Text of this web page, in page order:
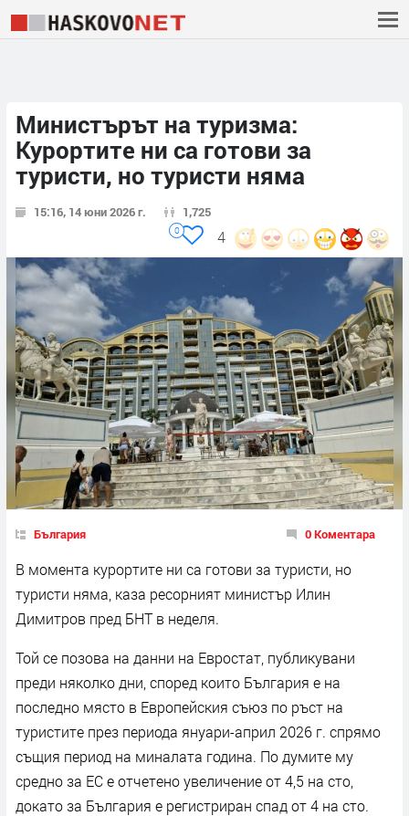
Министърът на туризма:
Курортите ни са готови за
туристи, но туристи няма
15:16, 14 юни 2026 г. 1,725
4
0
България 0 Коментара
В момента курортите ни са готови за туристи, но
туристи няма, каза ресорният министър Илин
Димитров пред БНТ в неделя.
Той се позова на данни на Евростат, публикувани
преди няколко дни, според които България е на
последно място в Европейския съюз по ръст на
туристите през периода януари-април 2026 г. спрямо
същия период на миналата година. По думите му
средно за ЕС е отчетено увеличение от 4,5 на сто,
докато за България е регистриран спад от 4 на сто.